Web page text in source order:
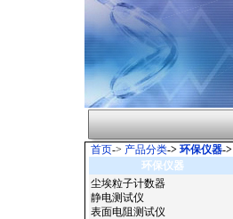
首页-> 产品分类-> 环保仪器->
环保仪器
尘埃粒子计数器
静电测试仪
表面电阻测试仪